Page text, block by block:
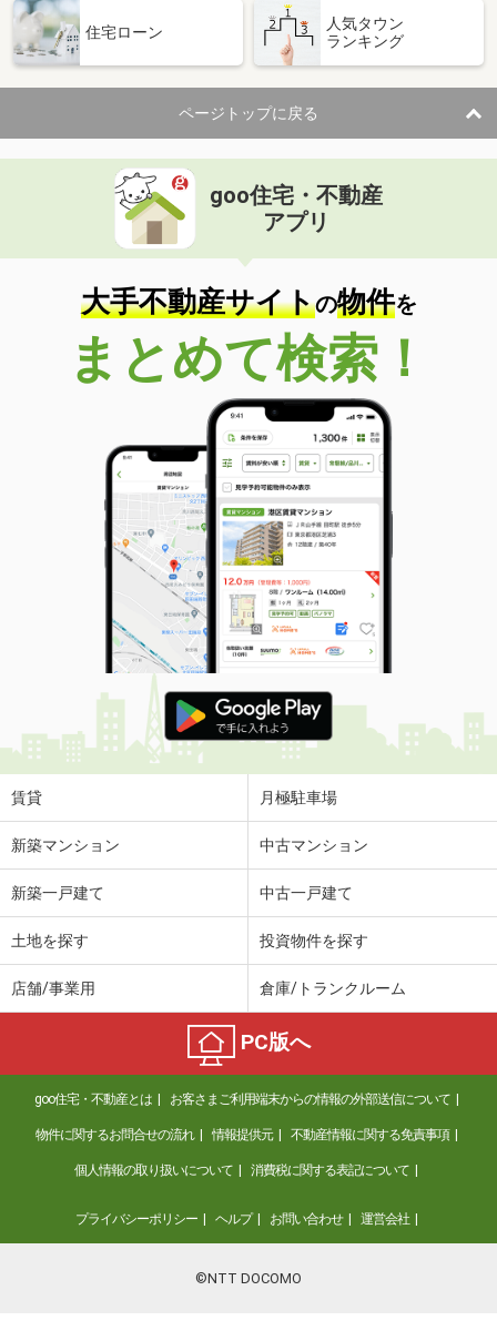
住宅ローン
人気タウン
ランキング
ページトップに戻る
goo住宅・不動産
アプリ
大手不動産サイトの物件を
まとめて検索！
賃貸 月極駐車場
新築マンション 中古マンション
新築一戸建て 中古一戸建て
土地を探す 投資物件を探す
店舗/事業用 倉庫/トランクルーム
PC版へ
goo住宅・不動産とは お客さまご利用端末からの情報の外部送信について
物件に関するお問合せの流れ 情報提供元 不動産情報に関する免責事項
個人情報の取り扱いについて 消費税に関する表記について
プライバシーポリシー ヘルプ お問い合わせ 運営会社
©NTT DOCOMO